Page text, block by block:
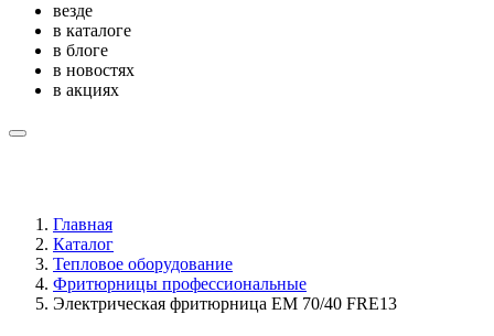
везде
в каталоге
в блоге
в новостях
в акциях
Главная
Каталог
Тепловое оборудование
Фритюрницы профессиональные
Электрическая фритюрница EM 70/40 FRE13